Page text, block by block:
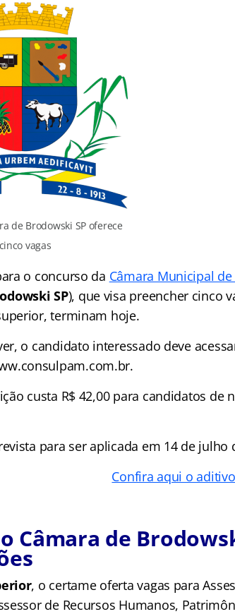
de Brodowski SP oferece
cinco vagas
o concurso da Câmara Municipal
SP), que visa preencher cinco
terminam hoje.
o candidato interessado deve
custa R$ 42,00 para candidatos de
para ser aplicada em 14 de julho
Confira aqui o aditivo
Câmara de
, o certame oferta vagas para
de Recursos Humanos,